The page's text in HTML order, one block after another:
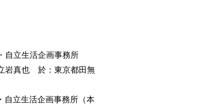
立生活企画事務所
真也 於：東京都田無
立生活企画事務所（本